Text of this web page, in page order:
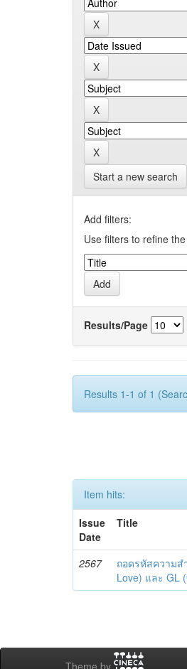
Start a new search
Add filters:
Use filters to refine
Results/Page
Results 1-1 of 1
Item hits:
Issue
Date
Title
2567
ถอดรหัสความส
Love) และ GL